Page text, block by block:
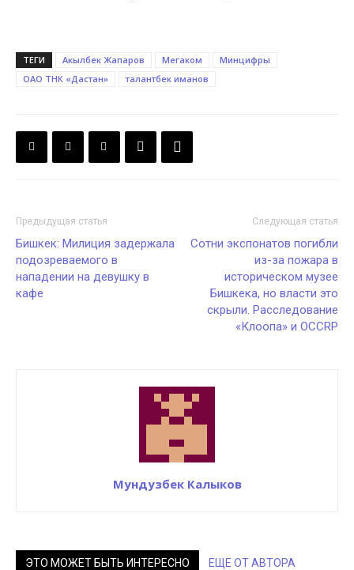
ТЕГИ Акылбек Жапаров Мегаком
Минцифры
ОАО ТНК «Дастан»
талантбек иманов
Предыдущая статья
Бишкек: Милиция задержала
подозреваемого в
нападении на девушку в
кафе
Следующая статья
Сотни экспонатов погибли
из-за пожара в
историческом музее
Бишкека, но власти это
скрыли. Расследование
«Клоопа» и OCCRP
Мундузбек Калыков
ЭТО МОЖЕТ БЫТЬ ИНТЕРЕСНО ЕЩЕ ОТ АВТОРА